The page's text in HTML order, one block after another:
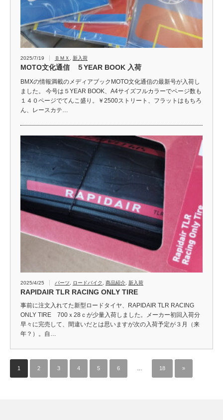
2025/7/19 ＢＭＸ , 新入荷
MOTO文化通信 ５YEAR BOOK 入荷
BMXの情報満載のメディアブックMOTO文化通信の最新号が入荷し
ました。 今号は５YEAR BOOK、A4サイズフルカラーでページ数も
１４０ページでてんこ盛り。￥2500ストリート、フラットはもちろ
ん、レースカテ…
2025/4/25 パーツ ロードバイク 商品紹介 新入荷
RAPIDAIR TLR RACING ONLY TIRE
事前に注文入れてた新型ロードタイヤ、RAPIDAIR TLR RACING
ONLY TIRE 700ｘ28ｃが少量入荷しました。メーカー初回入荷分
早々に完売して、間違いだとは思いますが次の入荷予定が３月（来
年？）。自…
1 2 3 4 5 6 18 »